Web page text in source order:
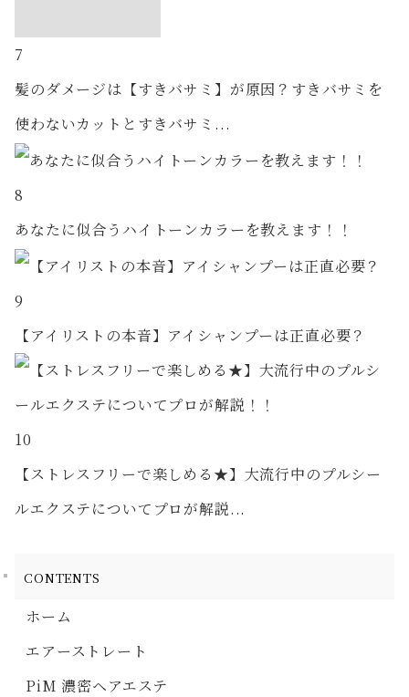
7
髪のダメージは【すきバサミ】が原因？すきバサミを
使わないカットとすきバサミ...
8
あなたに似合うハイトーンカラーを教えます！！
9
【アイリストの本音】アイシャンプーは正直必要？
10
【ストレスフリーで楽しめる★】大流行中のプルシー
ルエクステについてプロが解説...
CONTENTS
ホーム
エアーストレート
PiM 濃密ヘアエステ